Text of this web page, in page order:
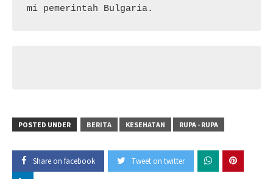
mi pemerintah Bulgaria.
POSTED UNDER BERITA KESEHATAN RUPA - RUPA
Share on facebook Tweet on twitter